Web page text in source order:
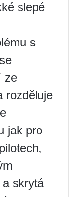
slepé
s
ze
rozděluje
jak pro
a skrytá